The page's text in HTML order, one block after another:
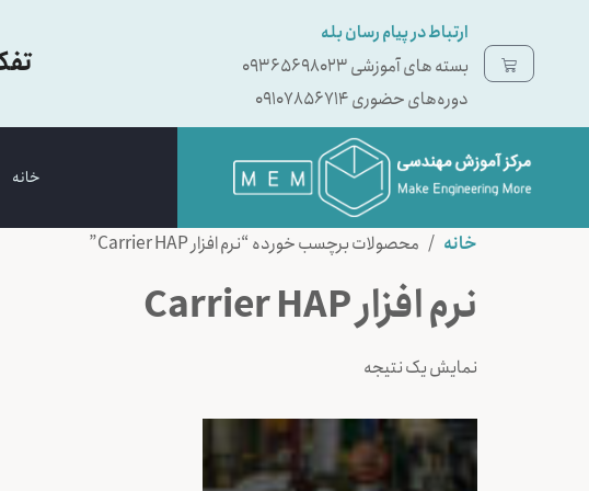
ارتباط در پیام رسان بله
بسته ‌های آموزشی 09365698023
دوره‌های حضوری 09107856714
خانه
خانه / محصولات برچسب خورده “نرم افزار Carrier HAP”
نرم افزار Carrier HAP
نمایش یک نتیجه